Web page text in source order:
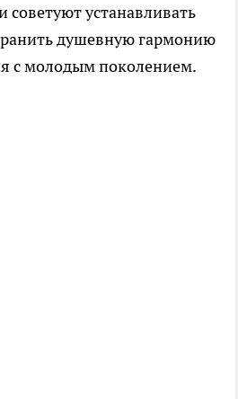
советуют устанавливать
душевную гармонию
с молодым поколением.